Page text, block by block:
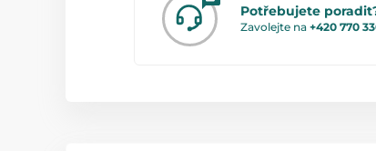
Potřebujete
Zavolejte na +420 770